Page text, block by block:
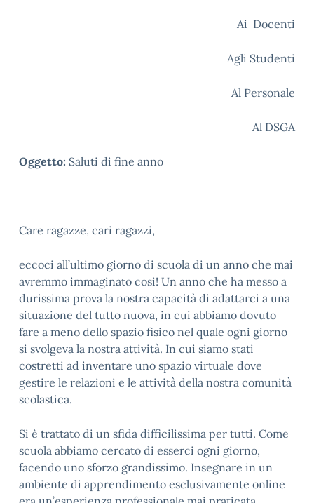
Ai Docenti
Agli Studenti
Al Personale
Al DSGA
Oggetto: Saluti di fine anno
Care ragazze, cari ragazzi,
eccoci all’ultimo giorno di scuola di un anno che mai
avremmo immaginato così! Un anno che ha messo a
durissima prova la nostra capacità di adattarci a una
situazione del tutto nuova, in cui abbiamo dovuto
fare a meno dello spazio fisico nel quale ogni giorno
si svolgeva la nostra attività. In cui siamo stati
costretti ad inventare uno spazio virtuale dove
gestire le relazioni e le attività della nostra comunità
scolastica.
Si è trattato di un sfida difficilissima per tutti. Come
scuola abbiamo cercato di esserci ogni giorno,
facendo uno sforzo grandissimo. Insegnare in un
ambiente di apprendimento esclusivamente online